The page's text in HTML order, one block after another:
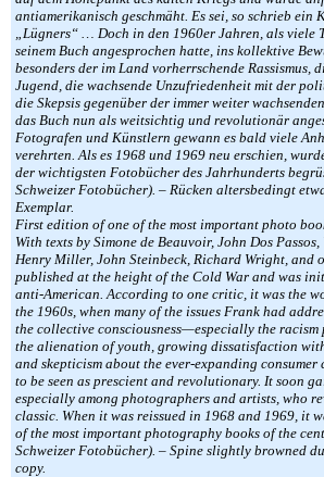
antiamerikanisch geschmäht. Es sei, so schrieb ein
„Lügners“ … Doch in den 1960er Jahren, als viele
seinem Buch angesprochen hatte, ins kollektive
besonders der im Land vorherrschende Rassismus,
Jugend, die wachsende Unzufriedenheit mit der
die Skepsis gegenüber der immer weiter
das Buch nun als weitsichtig und revolutionär
Fotografen und Künstlern gewann es bald viele
verehrten. Als es 1968 und 1969 neu erschien,
der wichtigsten Fotobücher des Jahrhunderts
Schweizer Fotobücher). – Rücken altersbedingt
Exemplar.
First edition of one of the most important photo
With texts by Simone de Beauvoir, John Dos
Henry Miller, John Steinbeck, Richard Wright, and
published at the height of the Cold War and was
anti-American. According to one critic, it was the
the 1960s, when many of the issues Frank had
the collective consciousness—especially the
the alienation of youth, growing dissatisfaction
and skepticism about the ever-expanding
to be seen as prescient and revolutionary. It soon
especially among photographers and artists, who
classic. When it was reissued in 1968 and 1969, it
of the most important photography books of the
Schweizer Fotobücher). – Spine slightly browned
copy.